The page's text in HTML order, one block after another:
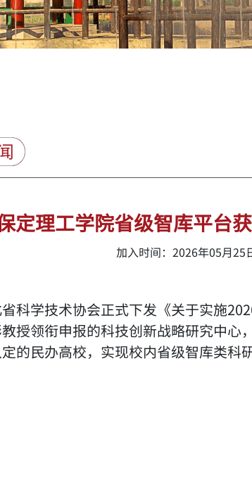
定理工学院省级智库平台
加入时间：2026年05月25
科学技术协会正式下发《关于实施
授领衔申报的科技创新战略研究中
的民办高校，实现校内省级智库类科